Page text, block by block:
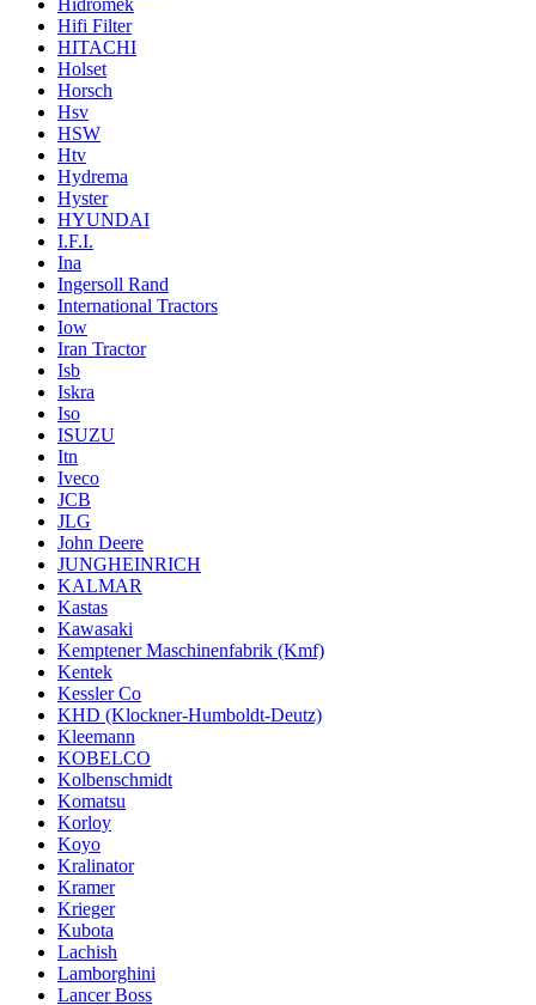
Hidromek
Hifi Filter
HITACHI
Holset
Horsch
Hsv
HSW
Htv
Hydrema
Hyster
HYUNDAI
I.F.I.
Ina
Ingersoll Rand
International Tractors
Iow
Iran Tractor
Isb
Iskra
Iso
ISUZU
Itn
Iveco
JCB
JLG
John Deere
JUNGHEINRICH
KALMAR
Kastas
Kawasaki
Kemptener Maschinenfabrik (Kmf)
Kentek
Kessler Co
KHD (Klockner-Humboldt-Deutz)
Kleemann
KOBELCO
Kolbenschmidt
Komatsu
Korloy
Koyo
Kralinator
Kramer
Krieger
Kubota
Lachish
Lamborghini
Lancer Boss